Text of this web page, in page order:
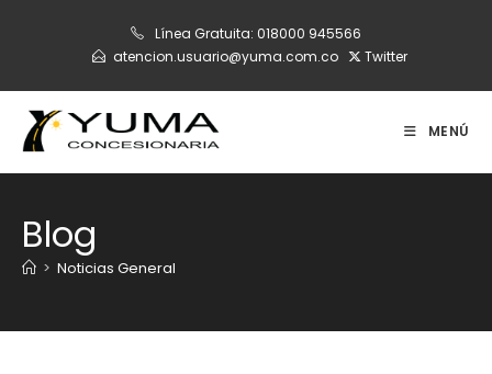
Línea Gratuita: 018000 945566
atencion.usuario@yuma.com.co
Twitter
MENÚ
Blog
> Noticias General